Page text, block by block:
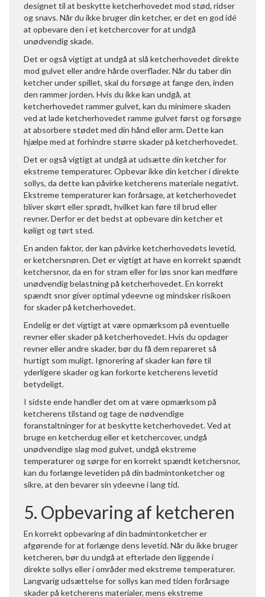
designet til at beskytte ketcherhovedet mod stød, ridser
og snavs. Når du ikke bruger din ketcher, er det en god idé
at opbevare den i et ketchercover for at undgå
unødvendig skade.
Det er også vigtigt at undgå at slå ketcherhovedet direkte
mod gulvet eller andre hårde overflader. Når du taber din
ketcher under spillet, skal du forsøge at fange den, inden
den rammer jorden. Hvis du ikke kan undgå, at
ketcherhovedet rammer gulvet, kan du minimere skaden
ved at lade ketcherhovedet ramme gulvet først og forsøge
at absorbere stødet med din hånd eller arm. Dette kan
hjælpe med at forhindre større skader på ketcherhovedet.
Det er også vigtigt at undgå at udsætte din ketcher for
ekstreme temperaturer. Opbevar ikke din ketcher i direkte
sollys, da dette kan påvirke ketcherens materiale negativt.
Ekstreme temperaturer kan forårsage, at ketcherhovedet
bliver skørt eller sprødt, hvilket kan føre til brud eller
revner. Derfor er det bedst at opbevare din ketcher et
køligt og tørt sted.
En anden faktor, der kan påvirke ketcherhovedets levetid,
er ketchersnøren. Det er vigtigt at have en korrekt spændt
ketchersnor, da en for stram eller for løs snor kan medføre
unødvendig belastning på ketcherhovedet. En korrekt
spændt snor giver optimal ydeevne og mindsker risikoen
for skader på ketcherhovedet.
Endelig er det vigtigt at være opmærksom på eventuelle
revner eller skader på ketcherhovedet. Hvis du opdager
revner eller andre skader, bør du få dem repareret så
hurtigt som muligt. Ignorering af skader kan føre til
yderligere skader og kan forkorte ketcherens levetid
betydeligt.
I sidste ende handler det om at være opmærksom på
ketcherens tilstand og tage de nødvendige
foranstaltninger for at beskytte ketcherhovedet. Ved at
bruge en ketcherdug eller et ketchercover, undgå
unødvendige slag mod gulvet, undgå ekstreme
temperaturer og sørge for en korrekt spændt ketchersnor,
kan du forlænge levetiden på din badmintonketcher og
sikre, at den bevarer sin ydeevne i lang tid.
5. Opbevaring af ketcheren
En korrekt opbevaring af din badmintonketcher er
afgørende for at forlænge dens levetid. Når du ikke bruger
ketcheren, bør du undgå at efterlade den liggende i
direkte sollys eller i områder med ekstreme temperaturer.
Langvarig udsættelse for sollys kan med tiden forårsage
skader på ketcherens materialer, mens ekstreme